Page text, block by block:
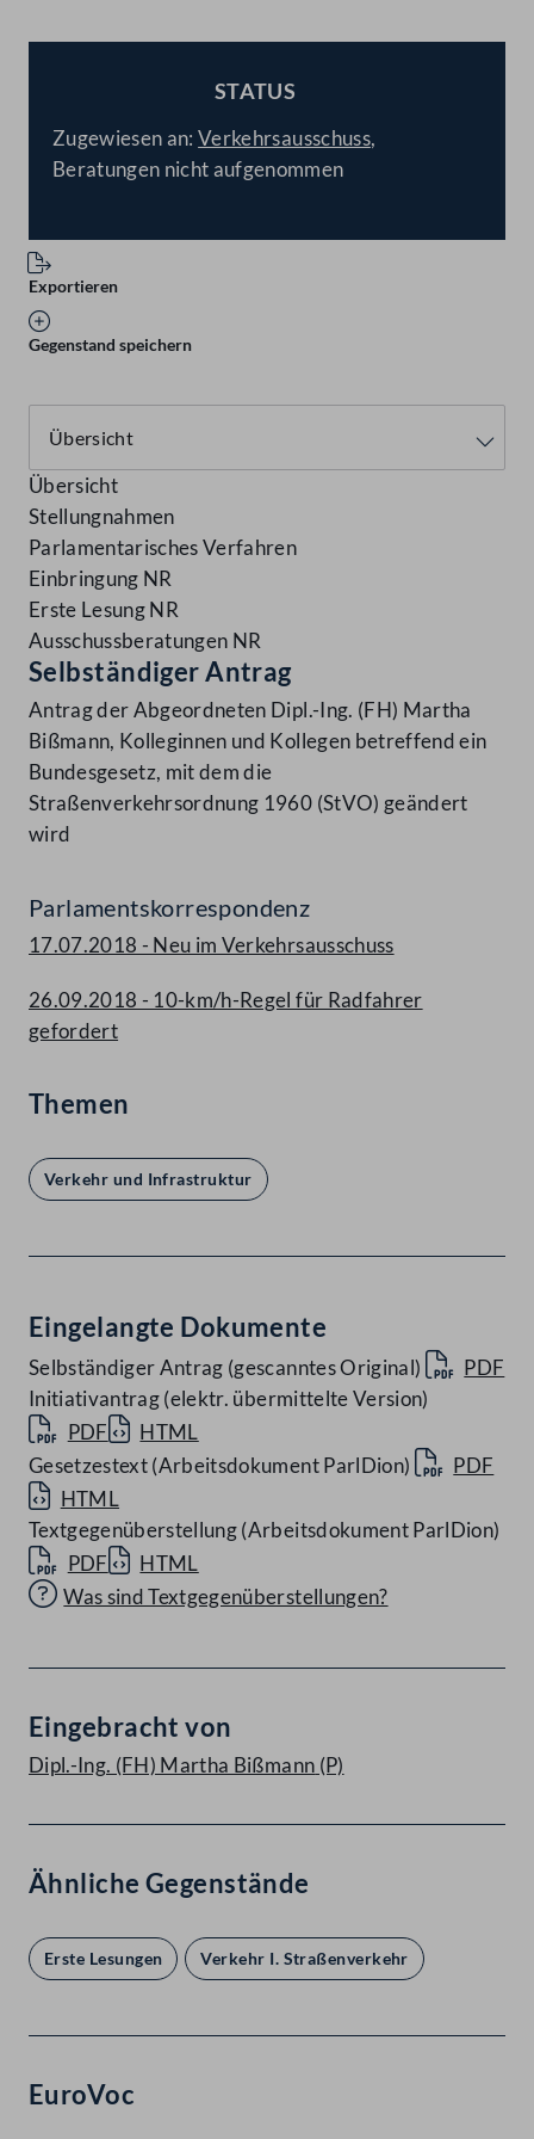
STATUS
Zugewiesen an:Verkehrsausschuss,
Beratungen nicht aufgenommen
Exportieren
Gegenstand speichern
Übersicht
Stellungnahmen
Parlamentarisches Verfahren
Einbringung NR
Erste Lesung NR
Ausschussberatungen NR
Selbständiger Antrag
Antrag der Abgeordneten Dipl.-Ing. (FH) Martha
Bißmann, Kolleginnen und Kollegen betreffend ein
Bundesgesetz, mit dem die
Straßenverkehrsordnung 1960 (StVO) geändert
wird
Parlamentskorrespondenz
17.07.2018 - Neu im Verkehrsausschuss
26.09.2018 - 10-km/h-Regel für Radfahrer
gefordert
Themen
Verkehr und Infrastruktur
Eingelangte Dokumente
Selbständiger Antrag (gescanntes Original)
PDF
Initiativantrag (elektr. übermittelte Version)
PDF
HTML
Gesetzestext (Arbeitsdokument ParlDion)
PDF
HTML
Textgegenüberstellung (Arbeitsdokument ParlDion)
PDF
HTML
Was sind Textgegenüberstellungen?
Eingebracht von
Dipl.-Ing. (FH) Martha Bißmann (P)
Ähnliche Gegenstände
Erste Lesungen Verkehr I. Straßenverkehr
EuroVoc